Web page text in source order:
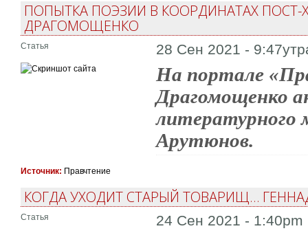
ПОПЫТКА ПОЭЗИИ В КООРДИНАТАХ
ДРАГОМОЩЕНКО
Статья 28 Сен 2021 -
На портале
Драгомощенко
Арутюнов.
Источник: Правчтение
КОГДА УХОДИТ СТАРЫЙ ТОВАРИЩ…
Статья 24 Сен 2021 - 1:40pm